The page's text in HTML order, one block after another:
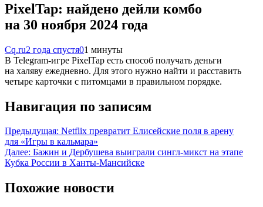
PixelTap: найдено дейли комбо
на 30 ноября 2024 года
Cq.ru2 года спустя01 минуты
В Telegram-игре PixelTap есть способ получать деньги
на халяву ежедневно. Для этого нужно найти и расставить
четыре карточки с питомцами в правильном порядке.
Навигация по записям
Предыдущая: Netflix превратит Елисейские поля в арену
для «Игры в кальмара»
Далее: Бажин и Дербушева выиграли сингл‑микст на этапе
Кубка России в Ханты‑Мансийске
Похожие новости